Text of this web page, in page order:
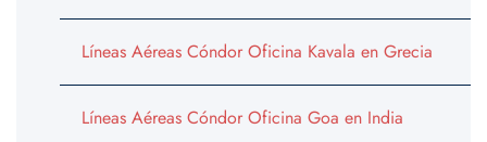
Líneas Aéreas Cóndor Oficina Kavala en Grecia
Líneas Aéreas Cóndor Oficina Goa en India